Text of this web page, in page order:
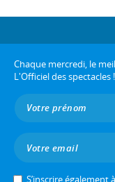
Chaque mercredi, le
L'Officiel des spectacles !
S’inscrire également